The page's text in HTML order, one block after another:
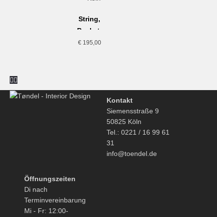
maßgeblich ist oder die eindeutig auf die persönlichen
String,
Pocket,
Walnuss-
€195,00
Kontakt
Siemensstraße 9
50825 Köln
Tel.: 0221 / 16 99 61
31
info@toendel.de
Öffnungszeiten
Di nach
Terminvereinbarung
Mi - Fr: 12:00-